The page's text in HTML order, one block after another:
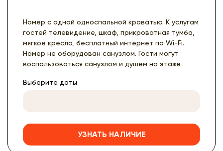
Номер с одной односпальной кроватью. К услугам
гостей телевидение, шкаф, прикроватная тумба,
мягкое кресло, бесплатный интернет по Wi-Fi.
Номер не оборудован санузлом. Гости могут
воспользоваться санузлом и душем на этаже.
Выберите даты
УЗНАТЬ НАЛИЧИЕ